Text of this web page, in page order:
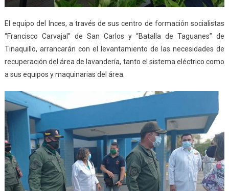
El equipo del Inces, a través de sus centro de formación socialistas
“Francisco Carvajal” de San Carlos y “Batalla de Taguanes” de
Tinaquillo, arrancarán con el levantamiento de las necesidades de
recuperación del área de lavandería, tanto el sistema eléctrico como
a sus equipos y maquinarias del área.